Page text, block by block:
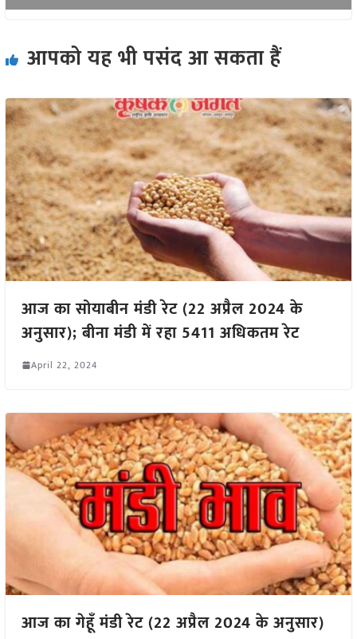
आपको यह भी पसंद आ सकता हैं
आज का सोयाबीन मंडी रेट (22 अप्रैल 2024 के
अनुसार); बीना मंडी में रहा 5411 अधिकतम रेट
April 22, 2024
आज का गेहूँ मंडी रेट (22 अप्रैल 2024 के अनुसार)